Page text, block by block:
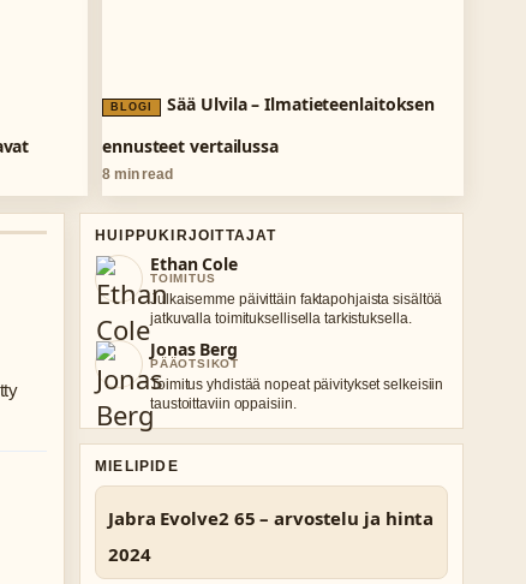
BLOGI
Sää Ulvila – Ilmatieteenlaitoksen
ennusteet vertailussa
8 min read
HUIPPUKIRJOITTAJAT
Ethan Cole
TOIMITUS
Julkaisemme päivittäin faktapohjaista sisältöä
jatkuvalla toimituksellisella tarkistuksella.
Jonas Berg
PÄÄOTSIKOT
Toimitus yhdistää nopeat päivitykset selkeisiin
taustoittaviin oppaisiin.
MIELIPIDE
Jabra Evolve2 65 – arvostelu ja hinta
2024